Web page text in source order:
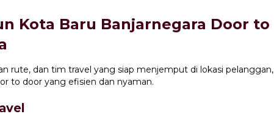
Kota Baru Banjarnegara Door to
rute, dan tim travel yang siap menjemput di lokasi pelanggan,
to door yang efisien dan nyaman.